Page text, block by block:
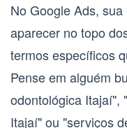
No Google Ads,
aparecer no topo
termos específicos
Pense em alguém
odontológica Itajaí",
Itajaí" ou "serviços